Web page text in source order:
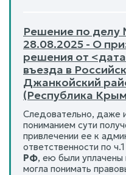
Решение по делу
28.08.2025 - О
решения от
въезда в
Джанкойский
(Республика
Следовательно, даже
пониманием сути
привлечении ее к
ответственности по ч.1
РФ, ею были
могла понимать